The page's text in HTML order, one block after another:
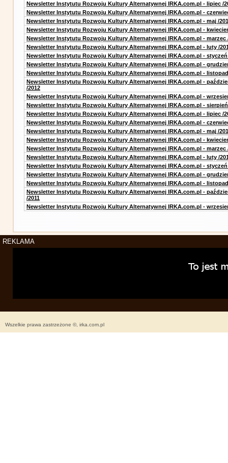
Newsletter Instytutu Rozwoju Kultury Alternatywnej IRKA.com.pl - lipiec /
Newsletter Instytutu Rozwoju Kultury Alternatywnej IRKA.com.pl -
Newsletter Instytutu Rozwoju Kultury Alternatywnej IRKA.com.pl - maj /
Newsletter Instytutu Rozwoju Kultury Alternatywnej IRKA.com.pl -
Newsletter Instytutu Rozwoju Kultury Alternatywnej IRKA.com.pl - marzec
Newsletter Instytutu Rozwoju Kultury Alternatywnej IRKA.com.pl - luty /
Newsletter Instytutu Rozwoju Kultury Alternatywnej IRKA.com.pl - styczeń
Newsletter Instytutu Rozwoju Kultury Alternatywnej IRKA.com.pl -
Newsletter Instytutu Rozwoju Kultury Alternatywnej IRKA.com.pl - listopad
Newsletter Instytutu Rozwoju Kultury Alternatywnej IRKA.com.pl -
/2012
Newsletter Instytutu Rozwoju Kultury Alternatywnej IRKA.com.pl -
Newsletter Instytutu Rozwoju Kultury Alternatywnej IRKA.com.pl - sierpień
Newsletter Instytutu Rozwoju Kultury Alternatywnej IRKA.com.pl - lipiec /
Newsletter Instytutu Rozwoju Kultury Alternatywnej IRKA.com.pl -
Newsletter Instytutu Rozwoju Kultury Alternatywnej IRKA.com.pl - maj /
Newsletter Instytutu Rozwoju Kultury Alternatywnej IRKA.com.pl -
Newsletter Instytutu Rozwoju Kultury Alternatywnej IRKA.com.pl - marzec
Newsletter Instytutu Rozwoju Kultury Alternatywnej IRKA.com.pl - luty /
Newsletter Instytutu Rozwoju Kultury Alternatywnej IRKA.com.pl - styczeń
Newsletter Instytutu Rozwoju Kultury Alternatywnej IRKA.com.pl -
Newsletter Instytutu Rozwoju Kultury Alternatywnej IRKA.com.pl - listopad
Newsletter Instytutu Rozwoju Kultury Alternatywnej IRKA.com.pl -
/2011
Newsletter Instytutu Rozwoju Kultury Alternatywnej IRKA.com.pl -
REKLAMA
Wszelkie prawa zastrzeżone ©, irka.com.pl